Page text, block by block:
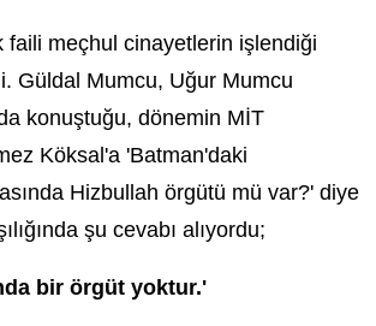
faili meçhul cinayetlerin işlendiği
Güldal Mumcu, Uğur Mumcu
konuştuğu, dönemin MİT
Köksal'a 'Batman'daki
Hizbullah örgütü mü var?' diye
şu cevabı alıyordu;
bir örgüt yoktur.'